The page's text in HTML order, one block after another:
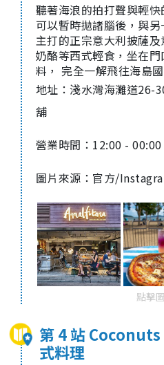
聽著海浪的拍打聲與輕
可以暫時拋諸腦後，與
主打的正宗意大利披薩及
奶酪等西式輕食，坐在
料， 完全一解飛往海島
地址：淺水灣海灘道26-
舖
營業時間：12:00 - 00:00
圖片來源：官方/
點擊
第 4 站
式料理